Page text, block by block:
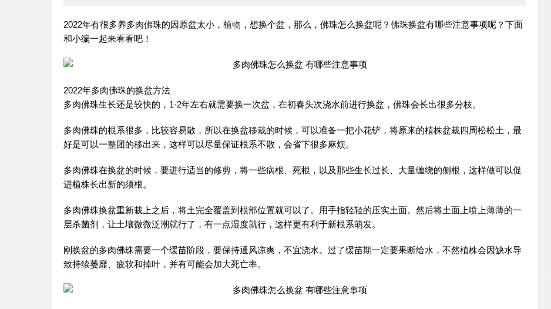
2022年有很多养多肉佛珠的因原盆太小， 植物 ，想换个盆，那么，佛珠怎么换盆呢？佛珠换盆有哪些注意事项呢？下面
和小编一起来看看吧！
2022年多肉佛珠的换盆方法
多肉佛珠生长还是较快的，1-2年左右就需要换一次盆，在初春头次浇水前进行换盆，佛珠会长出很多分枝。
多肉佛珠的根系很多，比较容易散，所以在换盆移栽的时候，可以准备一把小花铲，将原来的植株盆栽四周松松土，最
好是可以一整团的移出来，这样可以尽量保证根系不散，会省下很多麻烦。
多肉佛珠在换盆的时候，要进行适当的修剪，将一些病根、死根，以及那些生长过长、大量缠绕的侧根，这样做可以促
进植株长出新的须根。
多肉佛珠换盆重新栽上之后，将土完全覆盖到根部位置就可以了。用手指轻轻的压实土面。然后将土面上喷上薄薄的一
层杀菌剂，让土壤微微泛潮就行了，有一点湿度就行，这样更有利于新根系萌发。
刚换盆的多肉佛珠需要一个缓苗阶段，要保持通风凉爽，不宜浇水。过了缓苗期一定要果断给水，不然植株会因缺水导
致持续萎靡、疲软和掉叶，并有可能会加大死亡率。